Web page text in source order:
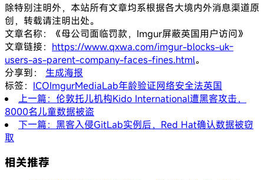
除特别注明外，本站所有文章均系根据各大境内外消息渠道原
创，转载请注明出处。
文章名称：《母公司面临罚款，Imgur屏蔽英国用户访问》
文章链接： https://www.qxwa.com/imgur-blocks-uk-
users-as-parent-company-faces-fines.html。
分享到：
生成海报
标签： ICOImgurMediaLab年龄验证网络安全法英国
上一篇：伦敦托儿机构Kido International遭黑客攻击，
8000名儿童数据被盗
下一篇：黑客入侵GitLab实例后，Red Hat确认数据被窃
取
相关推荐